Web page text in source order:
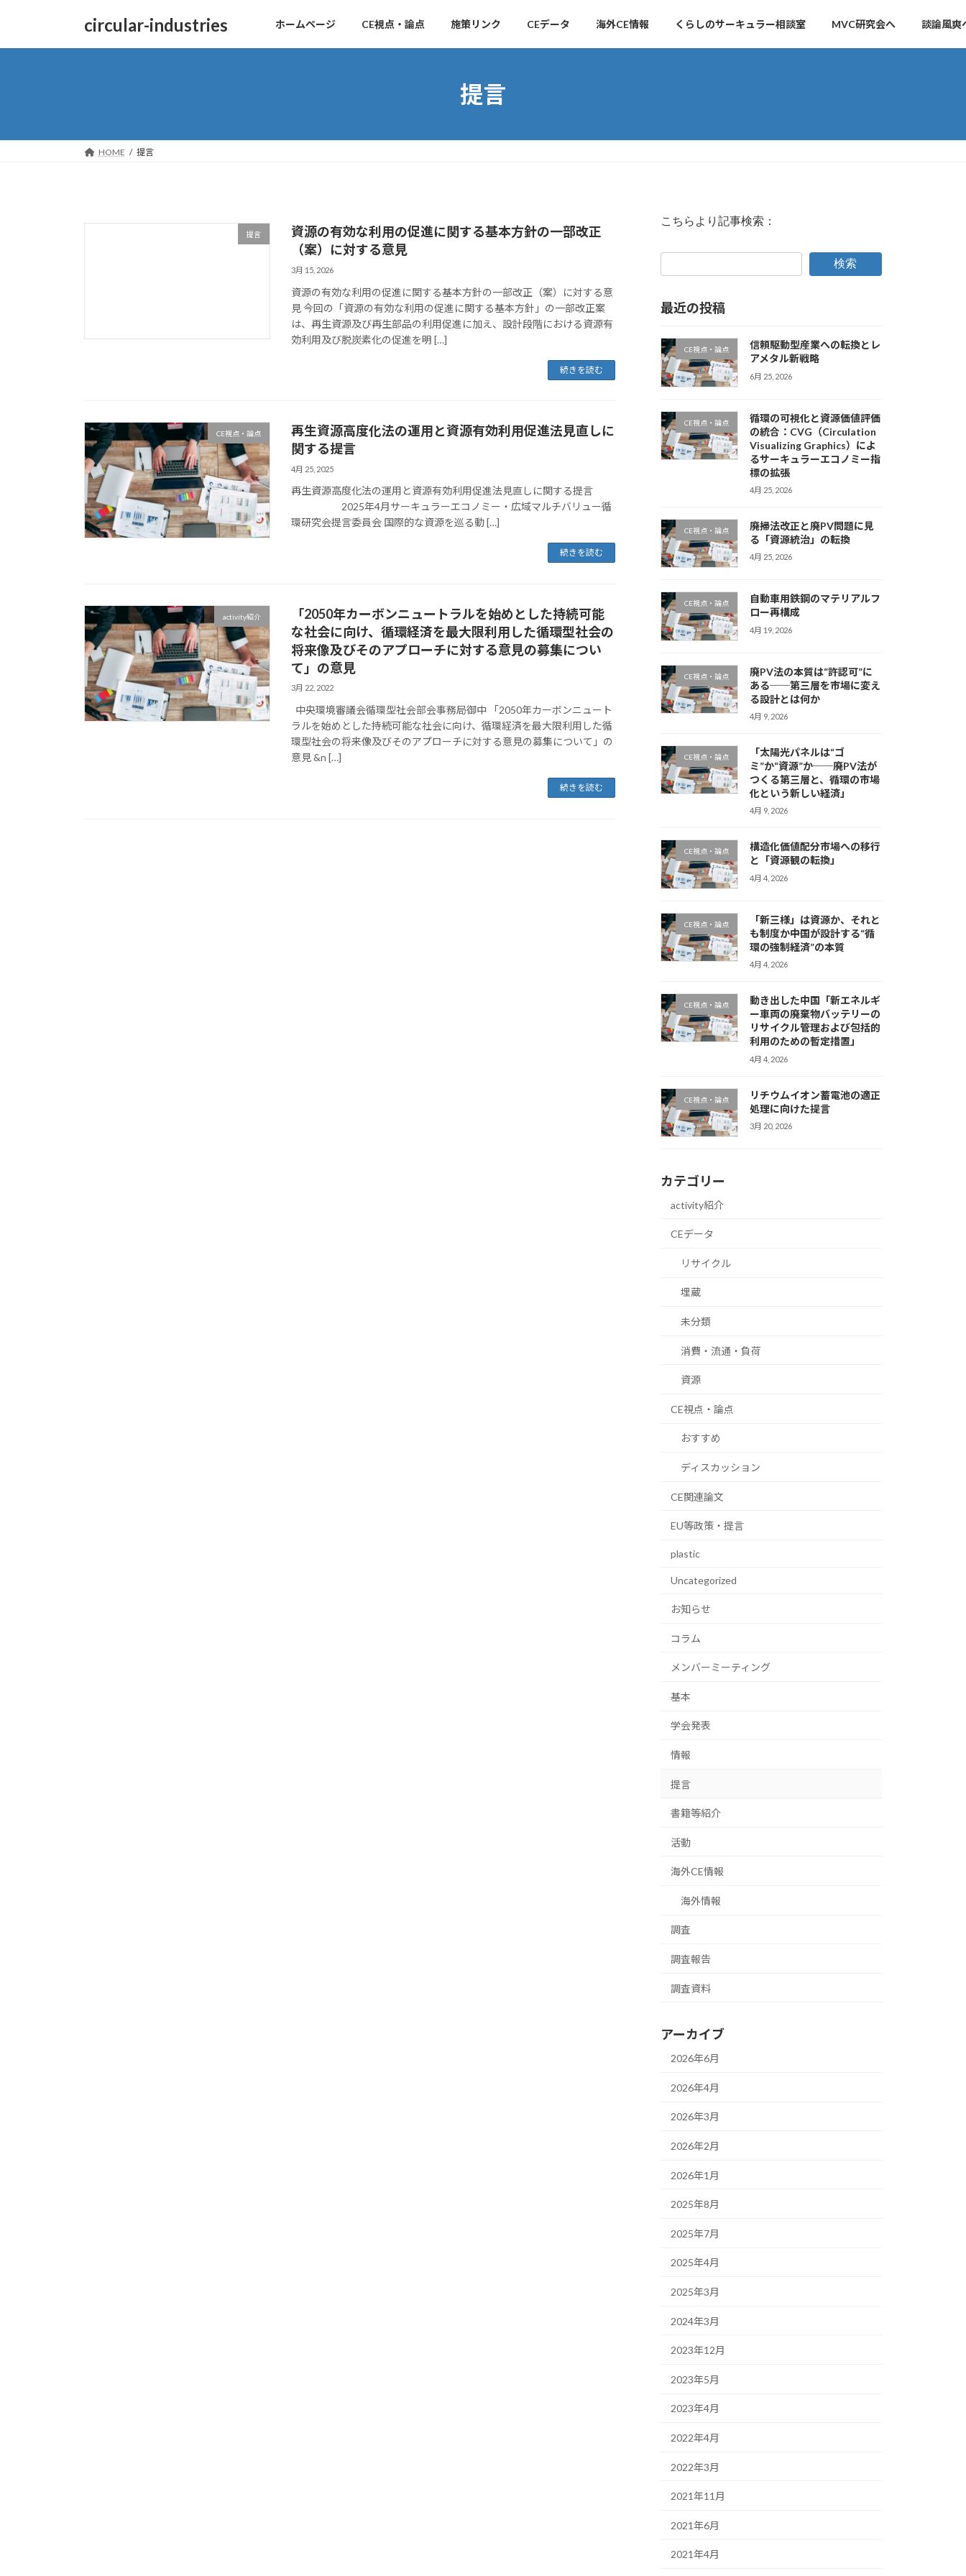
circular-industries ホームページ CE視点・論点 施策リンク CEデータ 海外CE情報 くらしのサーキュラー相談室 MVC研究会へ 談論風爽
提言
HOME 提言
提言
資源の有効な利用の促進に関する基本方針の一部改正
（案）に対する意見
3月 15, 2026
資源の有効な利用の促進に関する基本方針の一部改正（案）に対する意
見 今回の「資源の有効な利用の促進に関する基本方針」の一部改正案
は、再生資源及び再生部品の利用促進に加え、設計段階における資源有
効利用及び脱炭素化の促進を明 […]
続きを読む
CE視点・論点
再生資源高度化法の運用と資源有効利用促進法見直しに
関する提言
4月 25, 2025
再生資源高度化法の運用と資源有効利用促進法見直しに関する提言
2025年4月サーキュラーエコノミー・広域マルチバリュー循
環研究会提言委員会 国際的な資源を巡る動 […]
続きを読む
activity紹介
「2050年カーボンニュートラルを始めとした持続可能
な社会に向け、循環経済を最大限利用した循環型社会の
将来像及びそのアプローチに対する意見の募集につい
て」の意見
3月 22, 2022
中央環境審議会循環型社会部会事務局御中 「2050年カーボンニュート
ラルを始めとした持続可能な社会に向け、循環経済を最大限利用した循
環型社会の将来像及びそのアプローチに対する意見の募集について」の
意見 &n […]
続きを読む
こちらより記事検索：
検索
最近の投稿
CE視点・論点
信頼駆動型産業への転換とレ
アメタル新戦略
6月 25, 2026
CE視点・論点
循環の可視化と資源価値評価
の統合：CVG（Circulation
Visualizing Graphics）によ
るサーキュラーエコノミー指
標の拡張
4月 25, 2026
CE視点・論点
廃掃法改正と廃PV問題に見
る「資源統治」の転換
4月 25, 2026
CE視点・論点
自動車用鉄鋼のマテリアルフ
ロー再構成
4月 19, 2026
CE視点・論点
廃PV法の本質は“許認可”に
ある──第三層を市場に変え
る設計とは何か
4月 9, 2026
CE視点・論点
「太陽光パネルは“ゴ
ミ”か“資源”か──廃PV法が
つくる第三層と、循環の市場
化という新しい経済」
4月 9, 2026
CE視点・論点
構造化価値配分市場への移行
と「資源観の転換」
4月 4, 2026
CE視点・論点
「新三様」は資源か、それと
も制度か――中国が設計する“循
環の強制経済”の本質
4月 4, 2026
CE視点・論点
動き出した中国「新エネルギ
ー車両の廃棄物バッテリーの
リサイクル管理および包括的
利用のための暫定措置」
4月 4, 2026
CE視点・論点
リチウムイオン蓄電池の適正
処理に向けた提言
3月 20, 2026
カテゴリー
activity紹介
CEデータ
リサイクル
埋蔵
未分類
消費・流通・負荷
資源
CE視点・論点
おすすめ
ディスカッション
CE関連論文
EU等政策・提言
plastic
Uncategorized
お知らせ
コラム
メンバーミーティング
基本
学会発表
情報
提言
書籍等紹介
活動
海外CE情報
海外情報
調査
調査報告
調査資料
アーカイブ
2026年6月
2026年4月
2026年3月
2026年2月
2026年1月
2025年8月
2025年7月
2025年4月
2025年3月
2024年3月
2023年12月
2023年5月
2023年4月
2022年4月
2022年3月
2021年11月
2021年6月
2021年4月